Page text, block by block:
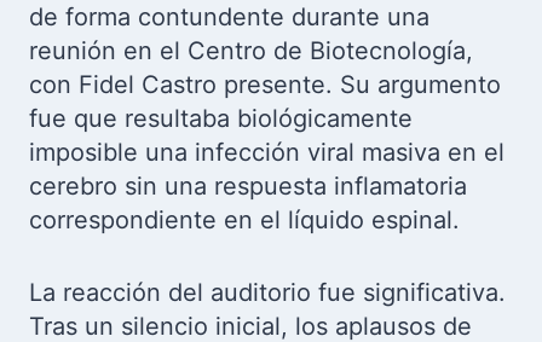
de forma contundente durante una
reunión en el Centro de Biotecnología,
con Fidel Castro presente. Su argumento
fue que resultaba biológicamente
imposible una infección viral masiva en el
cerebro sin una respuesta inflamatoria
correspondiente en el líquido espinal.
La reacción del auditorio fue significativa.
Tras un silencio inicial, los aplausos de